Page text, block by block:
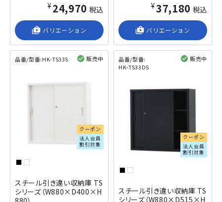
¥24,970 税込
shop_2 バリエーション
¥37,180 税込
shop_2 バリエーション
品番/型番:HK-TS33S 販売中
クーポン
法人会員
割引対象
スチール引き違い収納庫 TS
シリーズ（W880×D400×H
品番/型番:
HK-TS33DS
販売中
クーポン
法人会員
割引対象
スチール引き違い収納庫 TS
シリーズ（W880×D515×H